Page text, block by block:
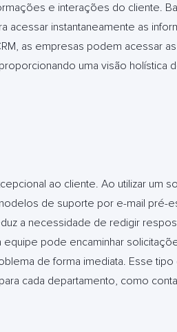
e interações do cliente.
instantaneamente as
as empresas podem acessar
uma visão holística
ao cliente. Ao utilizar um
de suporte por e-mail pré-
a necessidade de redigir
pode encaminhar
de forma imediata. Esse
cada departamento, como